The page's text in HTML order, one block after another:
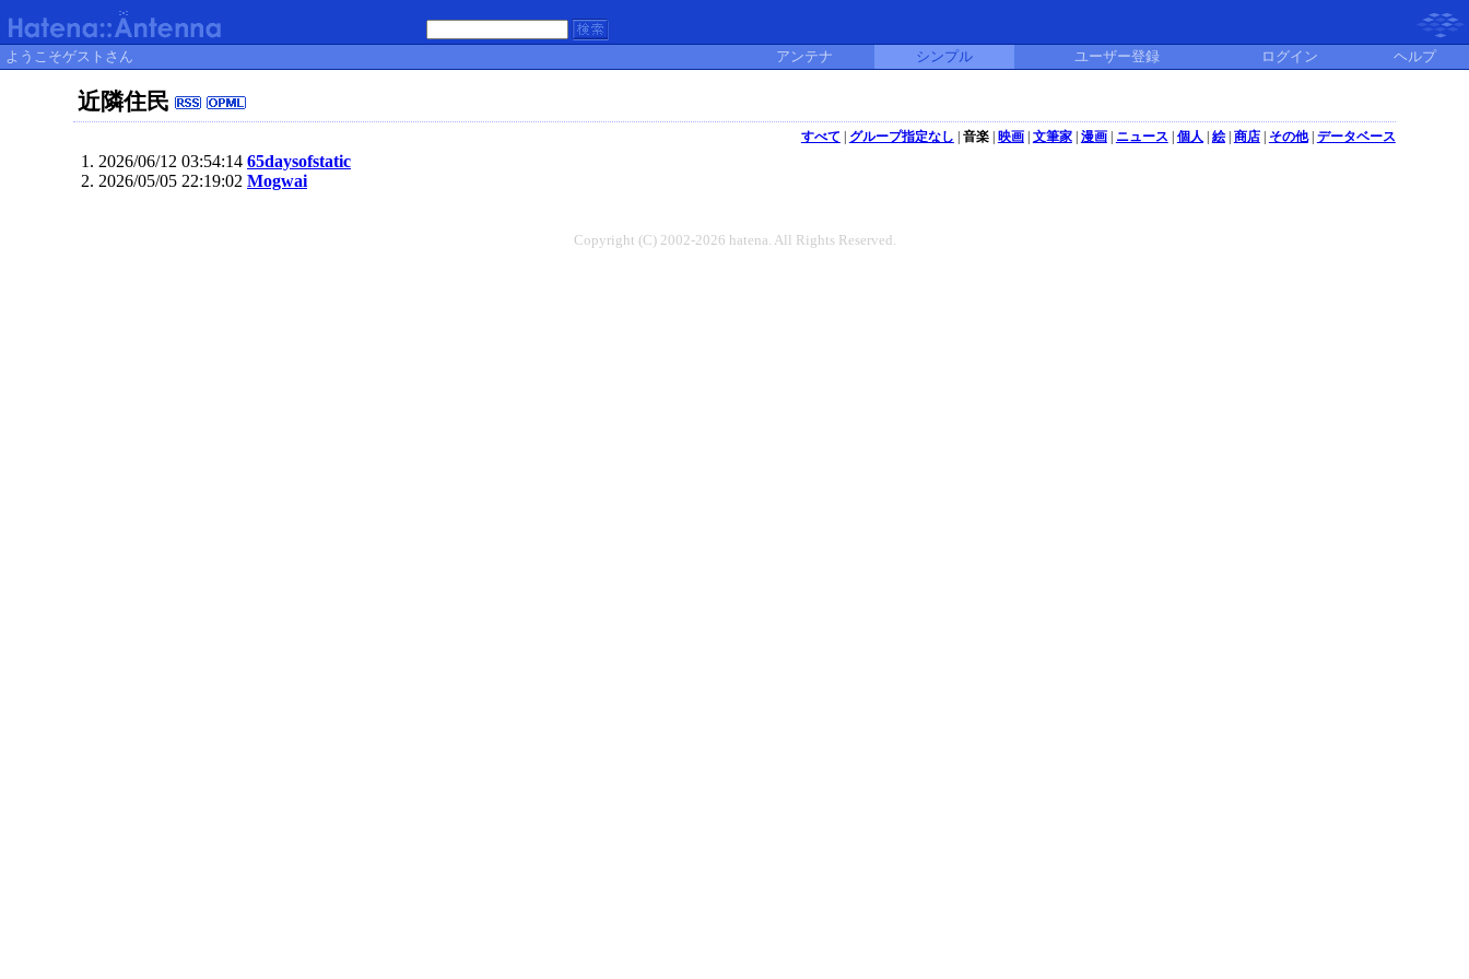
ようこそゲストさん アンテナ シンプル ユーザー登録 ログイン ヘルプ
近隣住民
すべて グループ指定なし 音楽| 映画| 文筆家| 漫画| ニュース 個人 絵| 商店| その他| データベース
2026/06/12 03:54:14 65daysofstatic
2026/05/05 22:19:02 Mogwai
Copyright (C) 2002-2026 hatena. All Rights Reserved.